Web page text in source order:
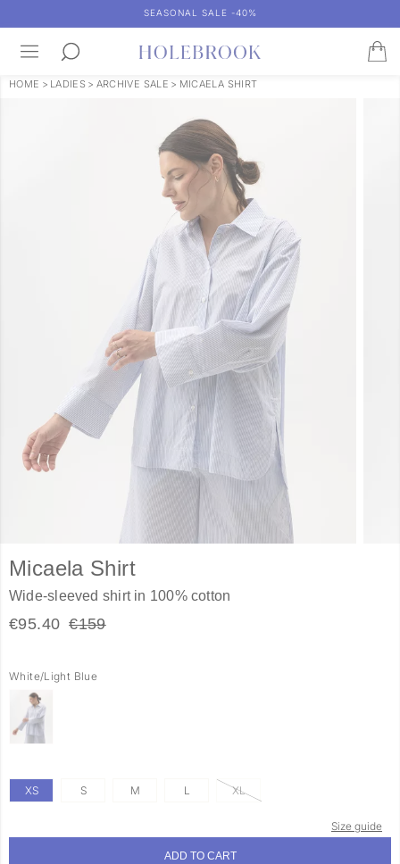
SEASONAL SALE -40%
HOME > LADIES > ARCHIVE SALE > MICAELA SHIRT
Micaela Shirt
Wide-sleeved shirt in 100% cotton
€95.40 €159
White/Light Blue
XS S M L XL
Size guide
ADD TO CART